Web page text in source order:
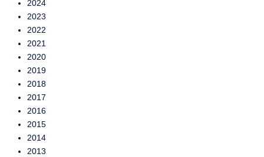
2024
2023
2022
2021
2020
2019
2018
2017
2016
2015
2014
2013